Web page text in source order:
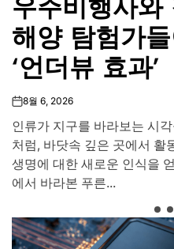
우주비행사
해양 탐험가
‘언더뷰 효과’
on8월 6, 2026
인류가 지구를 바라보는 시
처럼, 바닷속 깊은 곳에서 활
생명에 대한 새로운 인식을
에서 바라본 푸른...